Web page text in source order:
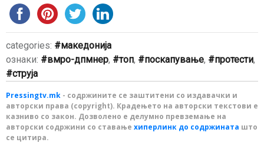
categories:
македонија
ознаки:
вмро-дпмнер, топ, поскапување, протести,
струја
Pressingtv.mk - содржините се заштитени со издавачки и
авторски права (copyright). Крадењето на авторски текстови е
казниво со закон. Дозволено е делумно превземање на
авторски содржини со ставање хиперлинк до содржината што
се цитира.